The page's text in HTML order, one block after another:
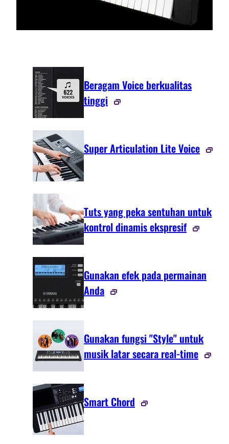
Beragam Voice berkualitas
tinggi
Super Articulation Lite Voice
Tuts yang peka sentuhan untuk
kontrol dinamis ekspresif
Gunakan efek pada permainan
Anda
Gunakan fungsi "Style" untuk
musik latar secara real-time
Smart Chord